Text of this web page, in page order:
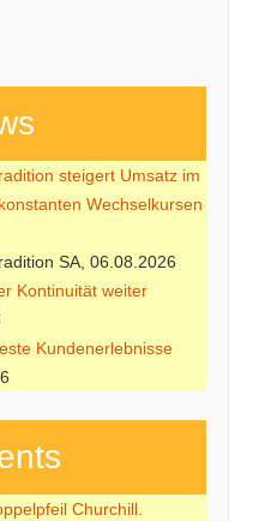
steigert Umsatz im
Wechselkursen
SA, 06.08.2026
Kontinuität weiter
Kundenerlebnisse
Churchill.